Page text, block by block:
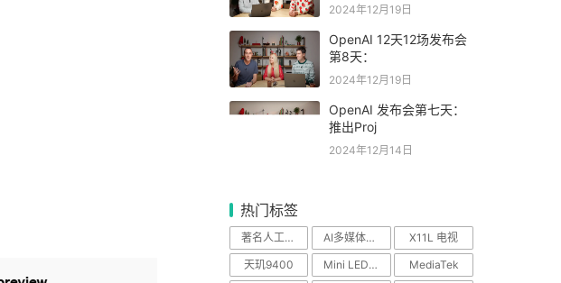
2024年12月19日
OpenAI 12天12场发布会
第8天：
2024年12月19日
OpenAI 发布会第七天：
推出Proj
2024年12月14日
热门标签
著名人工智能科学 AI多媒体中心
X11L 电视
天玑9400
Mini LED电视
MediaTek